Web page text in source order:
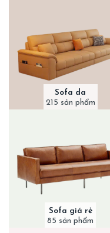
Sofa da
215 sản phẩm
Sofa giá rẻ
85 sản phẩm